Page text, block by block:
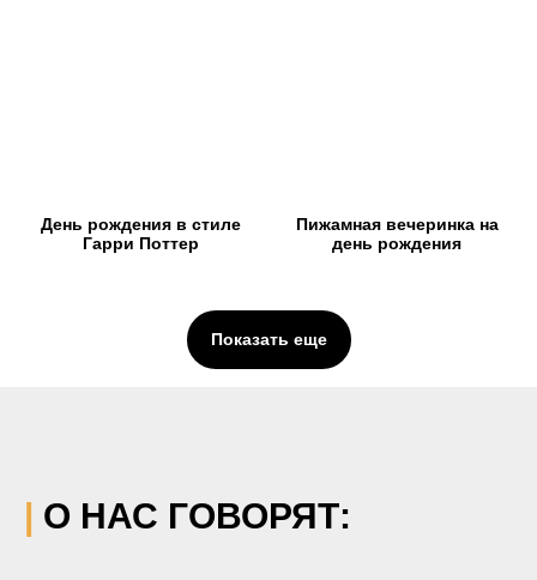
День рождения в стиле
Гарри Поттер
Пижамная вечеринка на
день рождения
Показать еще
| О НАС ГОВОРЯТ: